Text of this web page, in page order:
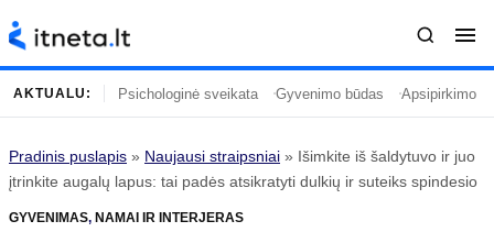
Turinys
Naujausi straipsniai
Temos
AKTUALU: Psichologinė sveikata Gyvenimo būdas Apsipirkimo
Pradinis puslapis » Naujausi straipsniai » Išimkite iš šaldytuvo ir juo
įtrinkite augalų lapus: tai padės atsikratyti dulkių ir suteiks spindesio
GYVENIMAS, NAMAI IR INTERJERAS